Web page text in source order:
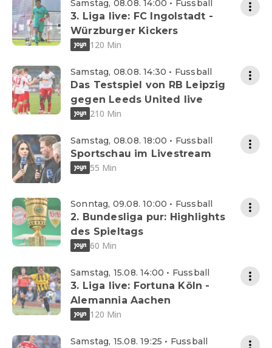
Samstag, 08.08. 14:00 • Fussball
3. Liga live: FC Ingolstadt -
Würzburger Kickers
120 Min
Samstag, 08.08. 14:30 • Fussball
Das Testspiel von RB Leipzig
gegen Leeds United live
210 Min
Samstag, 08.08. 18:00 • Fussball
Sportschau im Livestream
55 Min
Sonntag, 09.08. 10:00 • Fussball
2. Bundesliga pur: Highlights
des Spieltags
60 Min
Samstag, 15.08. 14:00 • Fussball
3. Liga live: Fortuna Köln -
Alemannia Aachen
120 Min
Samstag, 15.08. 19:25 • Fussball